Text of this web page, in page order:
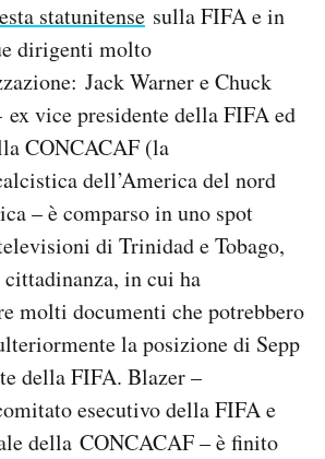
aiuto?
statunitense sulla FIFA e in
dirigenti molto
Jack Warner e Chuck
ex vice presidente della FIFA ed
CONCACAF (la
dell’America del nord
– è comparso in uno spot
di Trinidad e Tobago,
in cui ha
molti documenti che potrebbero
la posizione di Sepp
della FIFA. Blazer –
esecutivo della FIFA e
della CONCACAF – è finito